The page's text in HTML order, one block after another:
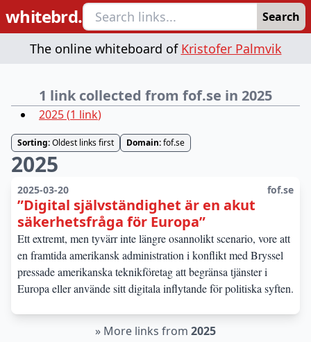
whitebrd. Search
The online whiteboard of Kristofer Palmvik
1 link collected from fof.se in 2025
2025(1 link)
Sorting:Oldest links first Domain:fof.se
2025
2025-03-20 fof.se
”Digital självständighet är en akut
säkerhetsfråga för Europa”
Ett extremt, men tyvärr inte längre osannolikt scenario, vore att
en framtida amerikansk administration i konflikt med Bryssel
pressade amerikanska teknikföretag att begränsa tjänster i
Europa eller använde sitt digitala inflytande för politiska syften.
» More links from 2025